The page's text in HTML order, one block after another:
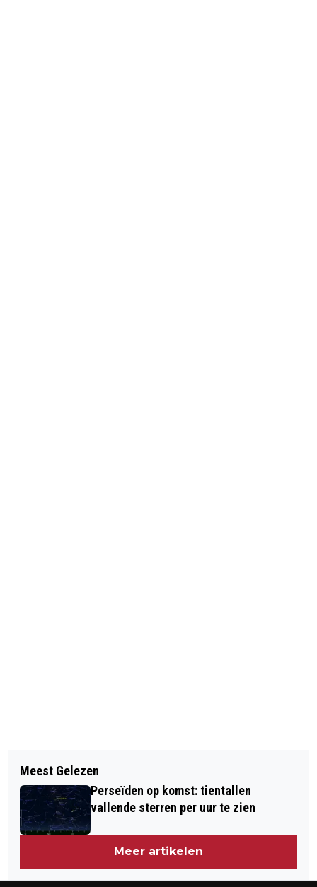
'SONY GEHACKT, NETWERK
PLAYSTATION ONGEDEERD'
65-PLUSSER VAKER SLACHTOFFER
GEWELD
Meest Gelezen
Perseïden op komst: tientallen
vallende sterren per uur te zien
Meer artikelen